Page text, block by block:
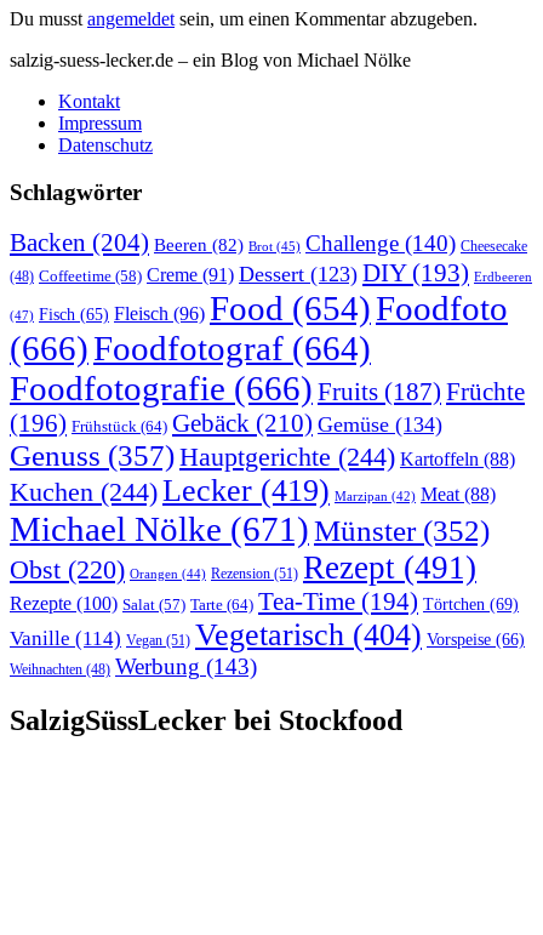
Du musst angemeldet sein, um einen Kommentar abzugeben.
salzig-suess-lecker.de – ein Blog von Michael Nölke
Kontakt
Impressum
Datenschutz
Schlagwörter
Backen (204) Beeren (82) Brot (45) Challenge (140) Cheesecake
(48) Coffeetime (58) Creme (91) Dessert (123) DIY(193) Erdbeeren
(47) Fisch (65) Fleisch (96) Food (654)Foodfoto
(666)Foodfotograf (664)
Foodfotografie (666) Fruits (187) Früchte
(196) Frühstück (64) Gebäck (210) Gemüse (134)
Genuss (357)Hauptgerichte (244) Kartoffeln (88)
Kuchen (244)Lecker (419) Marzipan (42) Meat(88)
Michael Nölke (671)Münster(352)
Obst (220) Orangen (44) Rezension (51) Rezept (491)
Rezepte (100) Salat (57) Tarte (64) Tea-Time (194) Törtchen (69)
Vanille (114) Vegan (51) Vegetarisch (404) Vorspeise (66)
Weihnachten (48) Werbung (143)
SalzigSüssLecker bei Stockfood